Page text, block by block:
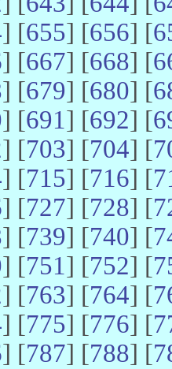
] [655] [656] [
] [667] [668] [
] [679] [680] [
] [691] [692] [
] [703] [704] [
] [715] [716] [
] [727] [728] [
] [739] [740] [
] [751] [752] [
] [763] [764] [
] [775] [776] [
] [787] [788] [